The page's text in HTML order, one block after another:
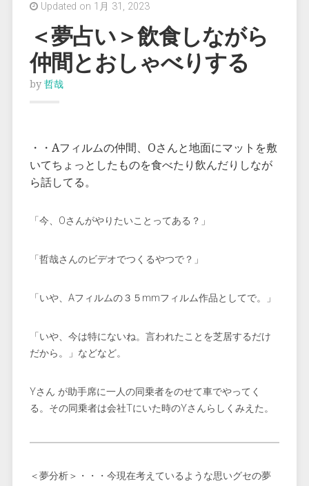
Updated on 1月 31, 2023
＜夢占い＞飲食しながら
仲間とおしゃべりする
by 哲哉
・・ Aフィルムの仲間、Oさんと地面にマットを敷
いてちょっとしたものを食べたり飲んだりしなが
ら話してる。
「今、Oさんがやりたいことってある？」
「哲哉さんのビデオでつくるやつで？」
「いや、Aフィルムの３５mmフィルム作品としてで。」
「いや、今は特にないね。言われたことを芝居するだけ
だから。」などなど。
Yさん が助手席に一人の同乗者をのせて車でやってく
る。その同乗者は会社Tにいた時のYさんらしくみえた。
＜夢分析＞・・・今現在考えているような思いグセの夢